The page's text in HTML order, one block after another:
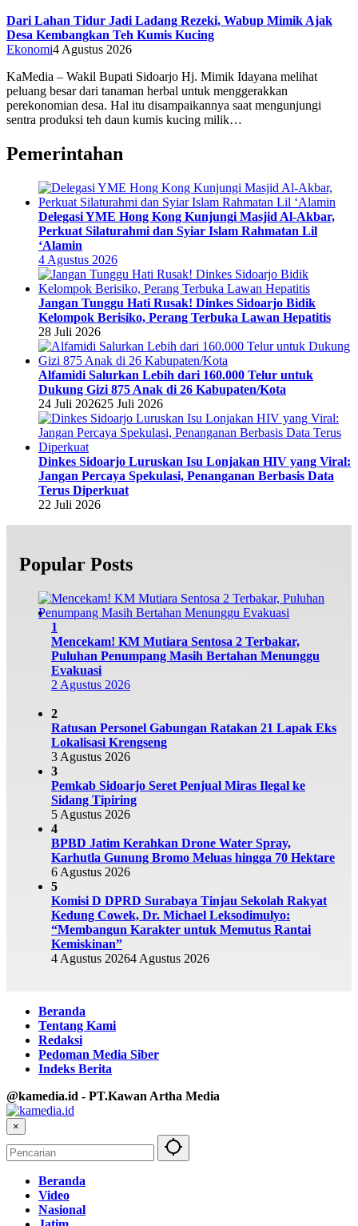
Dari Lahan Tidur Jadi Ladang Rezeki, Wabup Mimik Ajak
Desa Kembangkan Teh Kumis Kucing
Ekonomi4 Agustus 2026
KaMedia – Wakil Bupati Sidoarjo Hj. Mimik Idayana melihat
peluang besar dari tanaman herbal untuk menggerakkan
perekonomian desa. Hal itu disampaikannya saat mengunjungi
sentra produksi teh daun kumis kucing milik…
Pemerintahan
Delegasi YME Hong Kong Kunjungi Masjid Al-Akbar,
Perkuat Silaturahmi dan Syiar Islam Rahmatan Lil
‘Alamin
4 Agustus 2026
Jangan Tunggu Hati Rusak! Dinkes Sidoarjo Bidik
Kelompok Berisiko, Perang Terbuka Lawan Hepatitis
28 Juli 2026
Alfamidi Salurkan Lebih dari 160.000 Telur untuk
Dukung Gizi 875 Anak di 26 Kabupaten/Kota
24 Juli 202625 Juli 2026
Dinkes Sidoarjo Luruskan Isu Lonjakan HIV yang Viral:
Jangan Percaya Spekulasi, Penanganan Berbasis Data
Terus Diperkuat
22 Juli 2026
Popular Posts
1
Mencekam! KM Mutiara Sentosa 2 Terbakar,
Puluhan Penumpang Masih Bertahan Menunggu
Evakuasi
2 Agustus 2026
2
Ratusan Personel Gabungan Ratakan 21 Lapak Eks
Lokalisasi Krengseng
3 Agustus 2026
3
Pemkab Sidoarjo Seret Penjual Miras Ilegal ke
Sidang Tipiring
5 Agustus 2026
4
BPBD Jatim Kerahkan Drone Water Spray,
Karhutla Gunung Bromo Meluas hingga 70 Hektare
6 Agustus 2026
5
Komisi D DPRD Surabaya Tinjau Sekolah Rakyat
Kedung Cowek, Dr. Michael Leksodimulyo:
“Membangun Karakter untuk Memutus Rantai
Kemiskinan”
4 Agustus 20264 Agustus 2026
Beranda
Tentang Kami
Redaksi
Pedoman Media Siber
Indeks Berita
@kamedia.id - PT.Kawan Artha Media
×
Beranda
Video
Nasional